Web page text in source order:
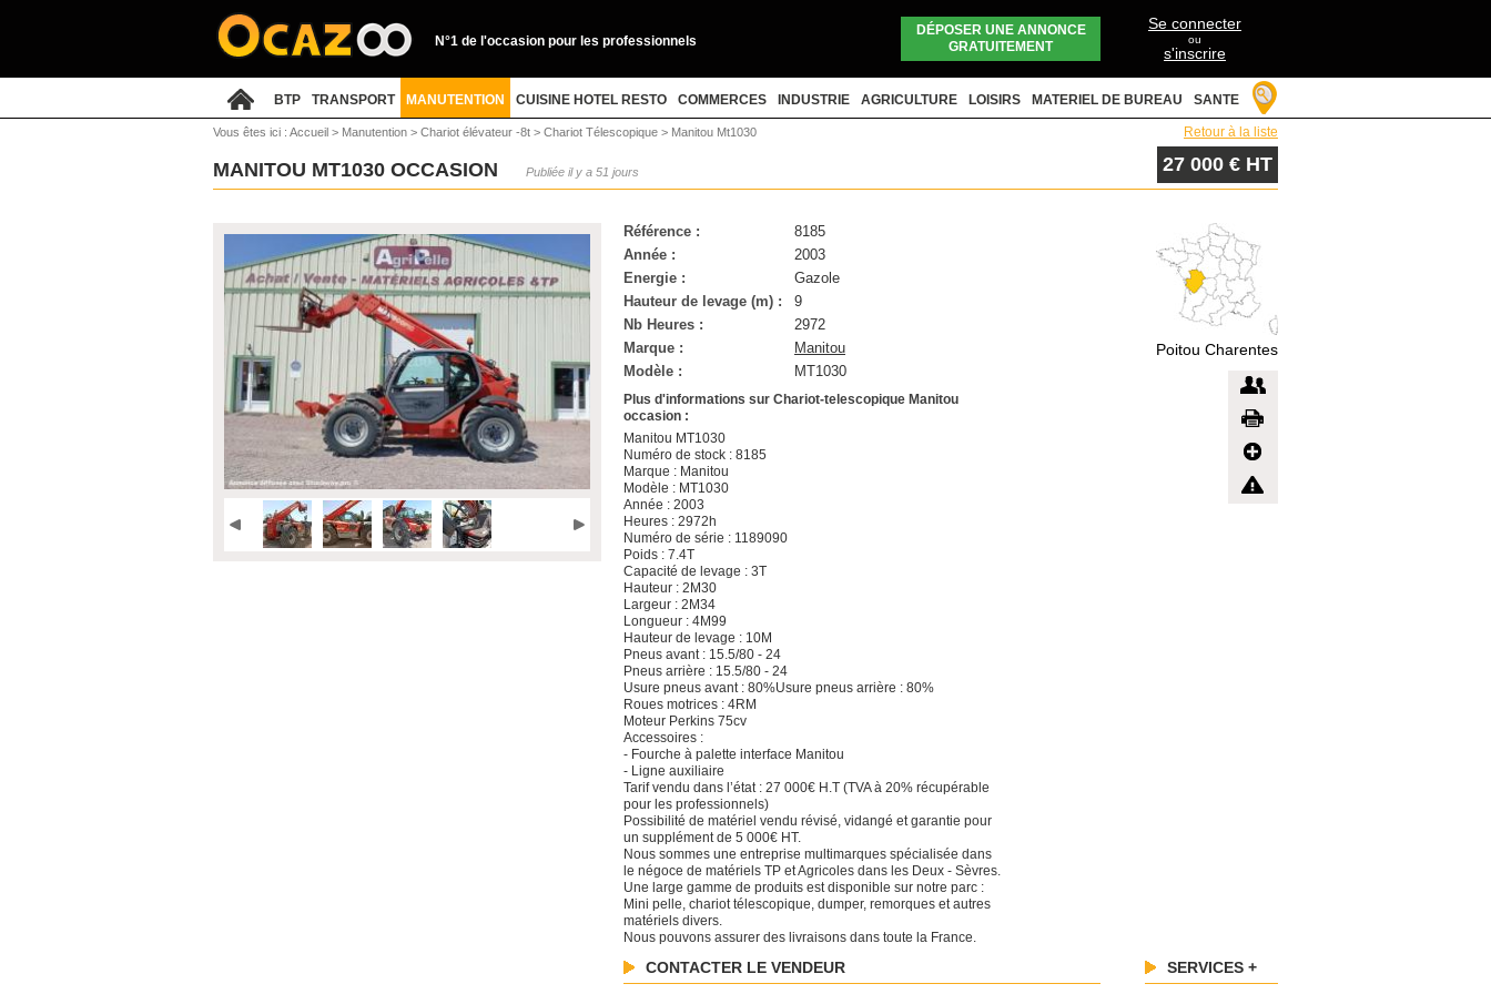
N°1 de l'occasion pour les professionnels
DÉPOSER UNE ANNONCE
GRATUITEMENT
Se connecter
ou
s'inscrire
BTP TRANSPORT MANUTENTION CUISINE HOTEL RESTO COMMERCES INDUSTRIE AGRICULTURE LOISIRS MATERIEL DE BUREAU SANTE
Vous êtes ici : Accueil > Manutention > Chariot élévateur -8t > Chariot Télescopique > Manitou Mt1030 Retour à la liste
MANITOU MT1030 OCCASION Publiée il y a 51 jours 27 000 € HT
Référence :
8185
Année :
2003
Energie :
Gazole
Hauteur de levage (m) :
9
Nb Heures :
2972
Marque :
Manitou
Modèle :
MT1030
Plus d'informations sur Chariot-telescopique Manitou
occasion :
Manitou MT1030
Numéro de stock : 8185
Marque : Manitou
Modèle : MT1030
Année : 2003
Heures : 2972h
Numéro de série : 1189090
Poids : 7.4T
Capacité de levage : 3T
Hauteur : 2M30
Largeur : 2M34
Longueur : 4M99
Hauteur de levage : 10M
Pneus avant : 15.5/80 - 24
Pneus arrière : 15.5/80 - 24
Usure pneus avant : 80%Usure pneus arrière : 80%
Roues motrices : 4RM
Moteur Perkins 75cv
Accessoires :
- Fourche à palette interface Manitou
- Ligne auxiliaire
Tarif vendu dans l’état : 27 000€ H.T (TVA à 20% récupérable
pour les professionnels)
Possibilité de matériel vendu révisé, vidangé et garantie pour
un supplément de 5 000€ HT.
Nous sommes une entreprise multimarques spécialisée dans
le négoce de matériels TP et Agricoles dans les Deux - Sèvres.
Une large gamme de produits est disponible sur notre parc :
Mini pelle, chariot télescopique, dumper, remorques et autres
matériels divers.
Nous pouvons assurer des livraisons dans toute la France.
Poitou Charentes
CONTACTER LE VENDEUR SERVICES +